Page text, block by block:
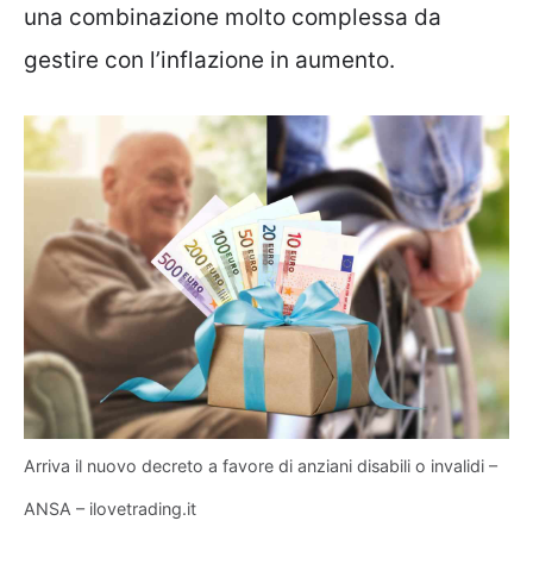
una combinazione molto complessa da
gestire con l’inflazione in aumento.
Arriva il nuovo decreto a favore di anziani disabili o invalidi –
ANSA – ilovetrading.it